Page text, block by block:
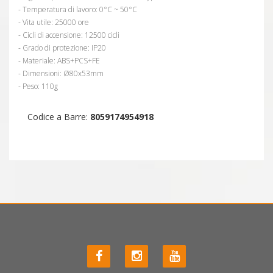
- Temperatura di lavoro: 0°C ~ 50°C
- Vita utile: 25000 ore
- Cicli di accensione: 12500 cicli
- Grado di protezione: IP20
- Materiale: ABS+PCS+FE
- Dimensioni: Ø80x53mm
- Peso: 110g
Codice a Barre: 8059174954918